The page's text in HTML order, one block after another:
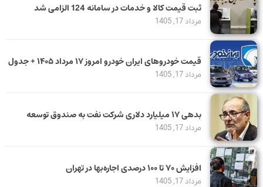
ثبت قیمت کالا و خدمات در سامانه 124 الزامی شد
مرداد 17, 1405
قیمت خودرو‌های ایران خودرو امروز ۱۷ مرداد ۱۴۰۵ + جدول
مرداد 17, 1405
بدهی ١٧ میلیارد دلاری شرکت نفت به صندوق توسعه
مرداد 17, 1405
افزایش ۷۰ تا ۱۰۰ درصدی اجاره‌بها در تهران
مرداد 17, 1405